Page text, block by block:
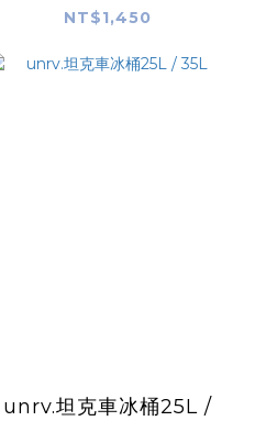
NT$1,450
unrv.坦克車冰桶25L /